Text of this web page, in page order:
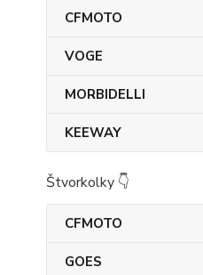
CFMOTO
VOGE
MORBIDELLI
KEEWAY
Štvorkolky 👇
CFMOTO
GOES